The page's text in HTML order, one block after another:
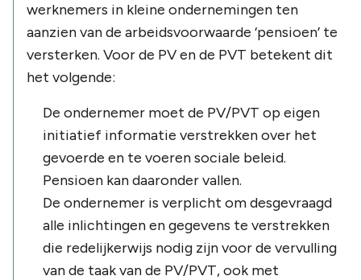
werknemers in kleine ondernemingen ten
aanzien van de arbeidsvoorwaarde ‘pensioen’ te
versterken. Voor de PV en de PVT betekent dit
het volgende:
De ondernemer moet de PV/PVT op eigen
initiatief informatie verstrekken over het
gevoerde en te voeren sociale beleid.
Pensioen kan daaronder vallen.
De ondernemer is verplicht om desgevraagd
alle inlichtingen en gegevens te verstrekken
die redelijkerwijs nodig zijn voor de vervulling
van de taak van de PV/PVT, ook met